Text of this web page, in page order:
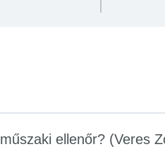
ellenőr? (Veres